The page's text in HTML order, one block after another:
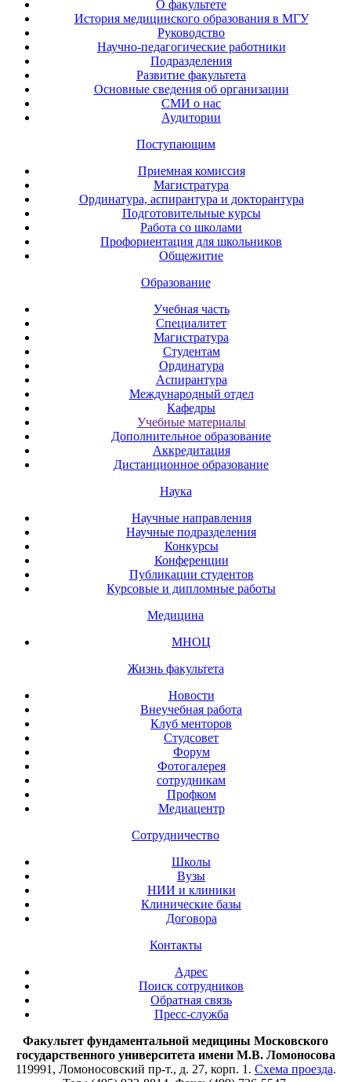
О факультете
История медицинского образования в МГУ
Руководство
Научно-педагогические работники
Подразделения
Развитие факультета
Основные сведения об организации
СМИ о нас
Аудитории
Поступающим
Приемная комиссия
Магистратура
Ординатура, аспирантура и докторантура
Подготовительные курсы
Работа со школами
Профориентация для школьников
Общежитие
Образование
Учебная часть
Специалитет
Магистратура
Студентам
Ординатура
Аспирантура
Международный отдел
Кафедры
Учебные материалы
Дополнительное образование
Аккредитация
Дистанционное образование
Наука
Научные направления
Научные подразделения
Конкурсы
Конференции
Публикации студентов
Курсовые и дипломные работы
Медицина
МНОЦ
Жизнь факультета
Новости
Внеучебная работа
Клуб менторов
Студсовет
Форум
Фотогалерея
сотрудникам
Профком
Медиацентр
Сотрудничество
Школы
Вузы
НИИ и клиники
Клинические базы
Договора
Контакты
Адрес
Поиск сотрудников
Обратная связь
Пресс-служба
Факультет фундаментальной медицины Московского
государственного университета имени М.В. Ломоносова
119991, Ломоносовский пр-т., д. 27, корп. 1. Схема проезда.